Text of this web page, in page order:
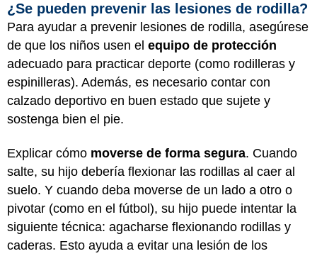
¿Se pueden prevenir las lesiones de rodilla?
Para ayudar a prevenir lesiones de rodilla, asegúrese
de que los niños usen el equipo de protección
adecuado para practicar deporte (como rodilleras y
espinilleras). Además, es necesario contar con
calzado deportivo en buen estado que sujete y
sostenga bien el pie.
Explicar cómo moverse de forma segura. Cuando
salte, su hijo debería flexionar las rodillas al caer al
suelo. Y cuando deba moverse de un lado a otro o
pivotar (como en el fútbol), su hijo puede intentar la
siguiente técnica: agacharse flexionando rodillas y
caderas. Esto ayuda a evitar una lesión de los